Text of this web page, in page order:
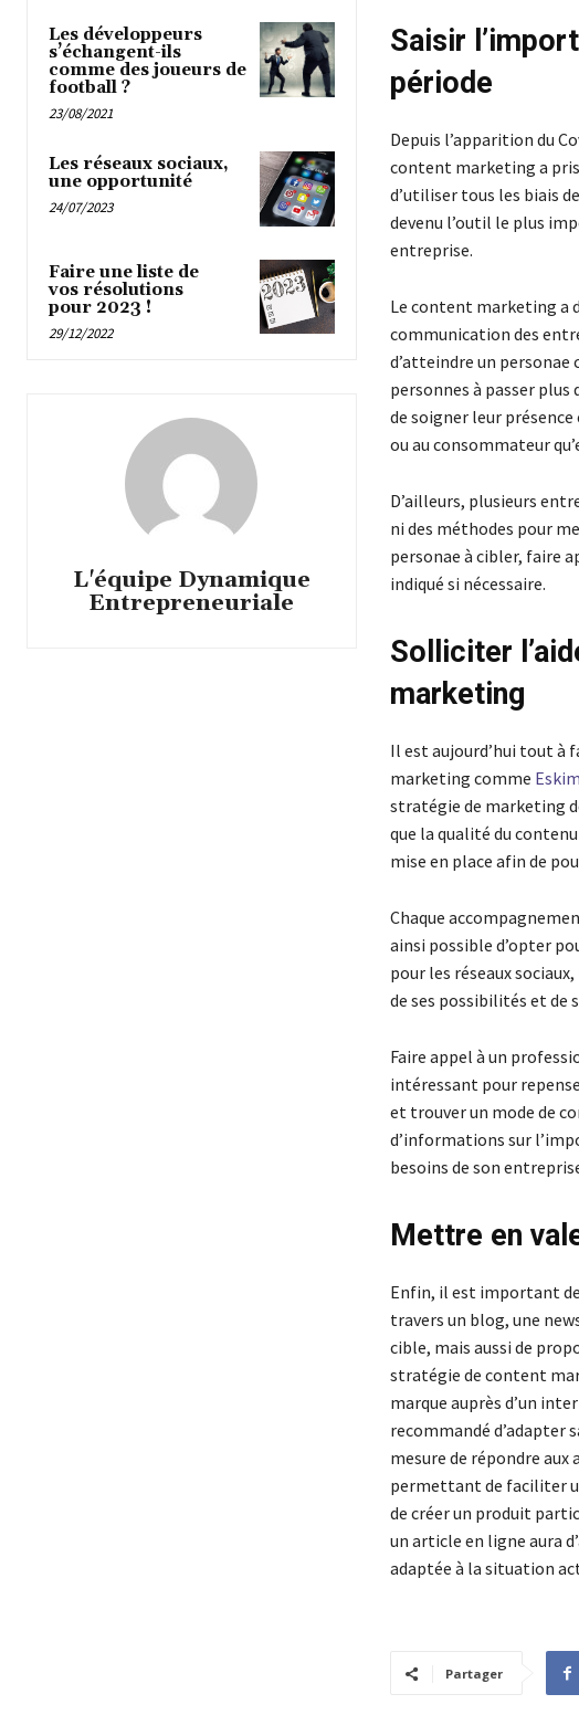
Les développeurs
s’échangent-ils
comme des joueurs de
football ?
23/08/2021
Les réseaux sociaux,
une opportunité
24/07/2023
Faire une liste de
vos résolutions
pour 2023 !
29/12/2022
L'équipe Dynamique
Entrepreneuriale
Saisir
période
Depuis l’apparition du
content marketing a
d’utiliser tous les biais
devenu l’outil le plus
entreprise.
Le content marketing a
communication des
d’atteindre un personae
personnes à passer plus
de soigner leur
ou au consommateur
D’ailleurs, plusieurs
ni des méthodes pour
personae à cibler, faire
indiqué si nécessaire.
Solliciter
marketing
Il est aujourd’hui tout à
marketing comme
stratégie de marketing
que la qualité du
mise en place afin de
Chaque
ainsi possible d’opter
pour les réseaux
de ses possibilités et de
Faire appel à un
intéressant pour
et trouver un mode de
d’informations sur
besoins de son
Mettre en
Enfin, il est important
travers un blog, une
cible, mais aussi de
stratégie de content
marque auprès d’un
recommandé d’adapter
mesure de répondre
permettant de faciliter
de créer un produit
un article en ligne aura
adaptée à la situation
Partager